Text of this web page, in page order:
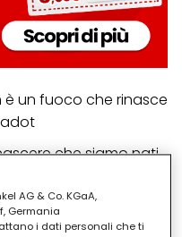
è un fuoco che rinasce
che siamo nati.
capaci di
paura di sbagliare.
AG & Co. KGaA,
Germania
i dati personali che ti